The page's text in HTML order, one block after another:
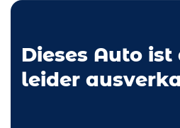
Dieses Auto
leider